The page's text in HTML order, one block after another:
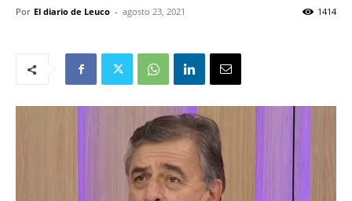
Por El diario de Leuco - agosto 23, 2021 1414